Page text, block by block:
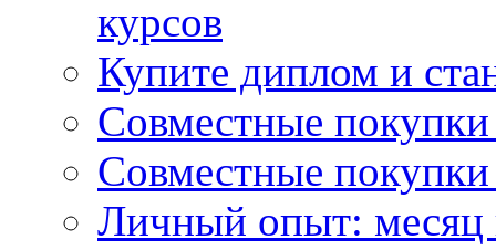
курсов
Купите диплом и
Совместные
Совместные покупки
Личный опыт: месяц